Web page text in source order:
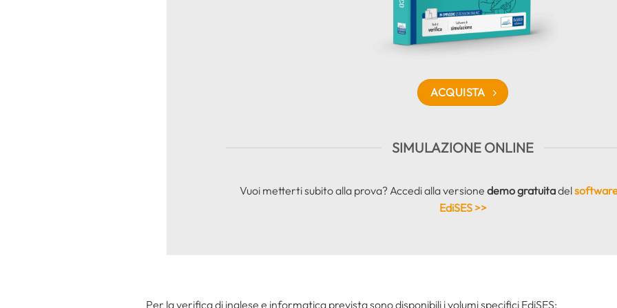
ACQUISTA
SIMULAZIONE ONLINE
Vuoi metterti subito alla prova? Accedi alla versione demo gratuitadel
EdiSES >>
Per la verifica di inglese e informatica prevista sono disponibili i volumi specifici EdiSES: